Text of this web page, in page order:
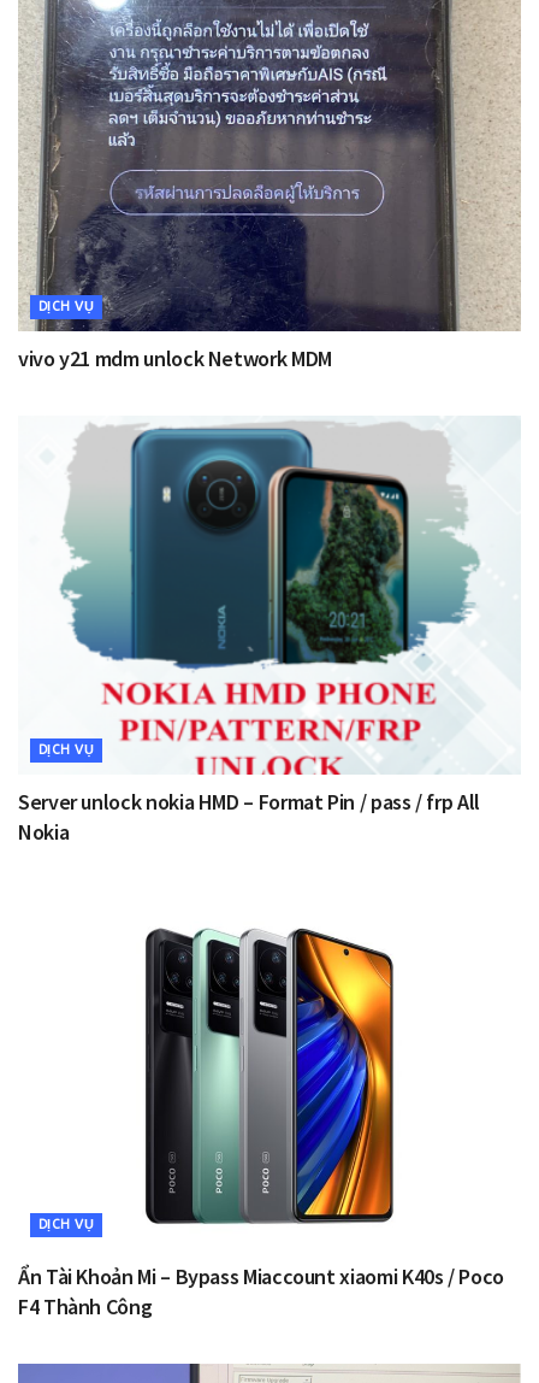
DỊCH VỤ
vivo y21 mdm unlock Network MDM
DỊCH VỤ
Server unlock nokia HMD – Format Pin / pass / frp All
Nokia
DỊCH VỤ
Ẩn Tài Khoản Mi – Bypass Miaccount xiaomi K40s / Poco
F4 Thành Công